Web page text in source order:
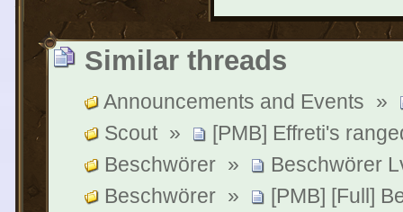
Similar threads
Announcements and Events »
Scout »
[PMB] Effreti's
Beschwörer »
Beschwörer
Beschwörer »
[PMB] [Full]